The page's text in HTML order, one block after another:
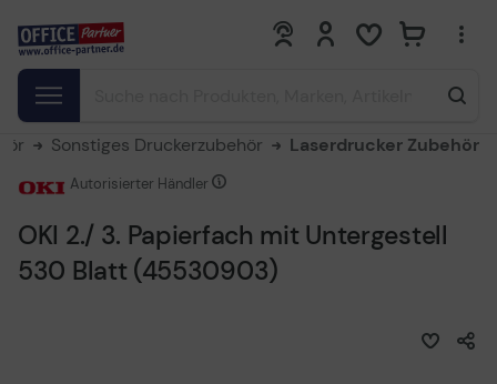
0 0
Sonstiges Druckerzubehör Laserdrucker Zubehör
OKI 2./ 3. Papierfach mit Untergestell
530 Blatt (45530903)
Autorisierter Händler